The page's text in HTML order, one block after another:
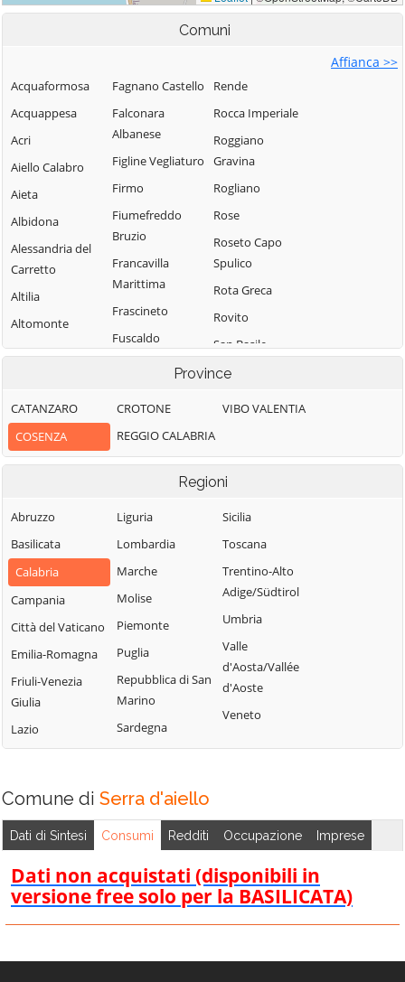
Comuni
Affianca >>
Acquaformosa
Acquappesa
Acri
Aiello Calabro
Aieta
Albidona
Alessandria del
Carretto
Altilia
Altomonte
Amantea
Aprigliano
Belmonte
Calabro
Bianchi
Bisignano
Bocchigliero
Bonifati
Buonvicino
Calopezzati
Cariati
Carolei
Carpanzano
Casali del Manco
Cassano all'Ionio
Fagnano Castello
Falconara
Albanese
Figline Vegliaturo
Firmo
Fiumefreddo
Bruzio
Francavilla
Marittima
Frascineto
Fuscaldo
Piemontese
Lago
Laino Castello
Lappano
Lattarico
Longobardi
Longobucco
Lungro
Luzzi
Mandatoriccio
Mangone
Marchesato
Marano
Rende
Rocca Imperiale
Roggiano
Gravina
Rogliano
Rose
Roseto Capo
Spulico
Rota Greca
Rovito
San Basile
San Benedetto
Albanese
San Demetrio
Corone
San Donato di
San Giorgio
Albanese
San Giovanni in
Fiore
San Lorenzo
Vallo
Argentano
Finita
San Nicola Arcella
Province
CATANZARO
COSENZA
CROTONE
REGGIO CALABRIA
VIBO VALENTIA
Regioni
Abruzzo
Basilicata
Calabria
Campania
Città del Vaticano
Emilia-Romagna
Friuli-Venezia
Giulia
Lazio
Liguria
Lombardia
Marche
Molise
Piemonte
Puglia
Repubblica di San
Marino
Sardegna
Sicilia
Toscana
Trentino-Alto
Adige/Südtirol
Umbria
Valle
d'Aosta/Vallée
d'Aoste
Veneto
Comune di Serra d'aiello
Dati di Sintesi Consumi Redditi Occupazione Imprese
Dati non acquistati (disponibili in
versione free solo per la BASILICATA)